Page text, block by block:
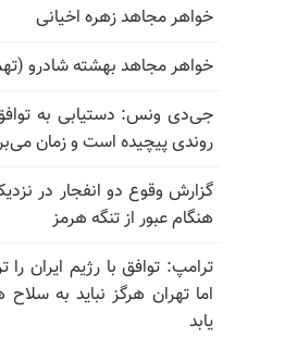
خواهر مجاهد زهره اخیانی
خواهر مجاهد بهشته شادرو
جی‌دی ونس: دستیابی به توافق
روندی پیچیده است و زمان
گزارش وقوع دو انفجار در
هنگام عبور از تنگه هرمز
ترامپ: توافق با رژیم ایران
اما تهران هرگز نباید به
یابد